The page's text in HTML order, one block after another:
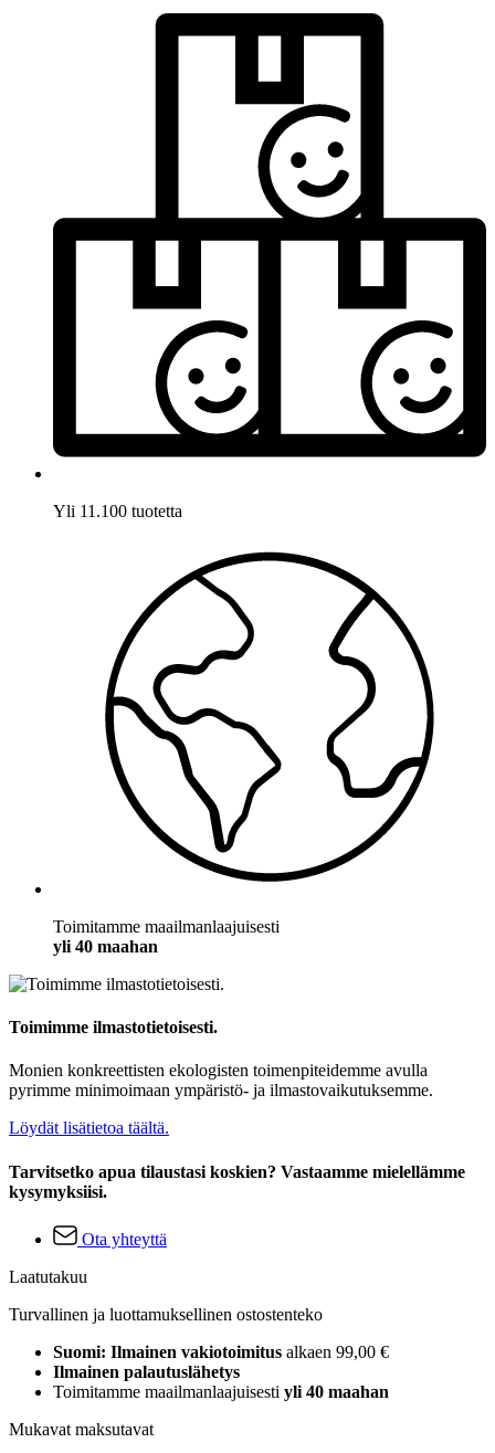
Yli 11.100 tuotetta
Toimitamme maailmanlaajuisesti
yli 40 maahan
Toimimme ilmastotietoisesti.
Monien konkreettisten ekologisten toimenpiteidemme avulla
pyrimme minimoimaan ympäristö- ja ilmastovaikutuksemme.
Löydät lisätietoa täältä.
Tarvitsetko apua tilaustasi koskien? Vastaamme mielellämme
kysymyksiisi.
Ota yhteyttä
Laatutakuu
Turvallinen ja luottamuksellinen ostostenteko
Suomi: Ilmainen vakiotoimitus alkaen 99,00 €
Ilmainen palautuslähetys
Toimitamme maailmanlaajuisesti yli 40 maahan
Mukavat maksutavat